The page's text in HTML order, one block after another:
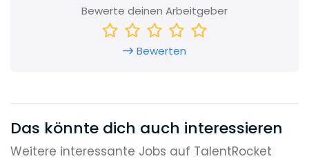
Bewerte deinen Arbeitgeber
Bewerten
Das könnte dich auch interessieren
Weitere interessante Jobs auf TalentRocket